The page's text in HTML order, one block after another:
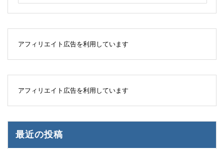
アフィリエイト広告を利用しています
アフィリエイト広告を利用しています
最近の投稿